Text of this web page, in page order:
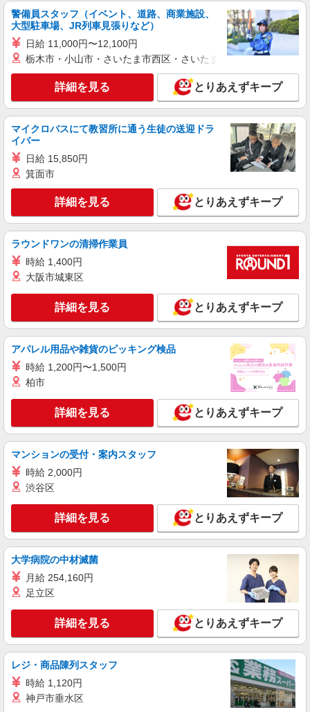
警備員スタッフ（イベント、道路、商業施設、
大型駐車場、JR列車見張りなど）
日給 11,000円〜12,100円
栃木市・小山市・さいたま市西区・さいたま市岩槻区・久喜市・
詳細を見る とりあえずキープ
マイクロバスにて教習所に通う生徒の送迎ドラ
イバー
日給 15,850円
箕面市
詳細を見る とりあえずキープ
ラウンドワンの清掃作業員
時給 1,400円
大阪市城東区
詳細を見る とりあえずキープ
アパレル用品や雑貨のピッキング検品
時給 1,200円〜1,500円
柏市
詳細を見る とりあえずキープ
マンションの受付・案内スタッフ
時給 2,000円
渋谷区
詳細を見る とりあえずキープ
大学病院の中材滅菌
月給 254,160円
足立区
詳細を見る とりあえずキープ
レジ・商品陳列スタッフ
時給 1,120円
神戸市垂水区